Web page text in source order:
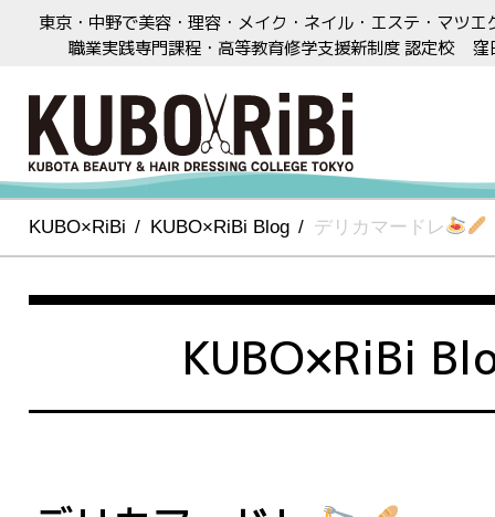
東京・中野で美容・理容・メイク・ネイル・エステ・マツエ
職業実践専門課程・高等教育修学支援新制度 認定校
窪
KUBO×RiBi KUBO×RiBi Blog デリカマードレ
KUBO×RiBi